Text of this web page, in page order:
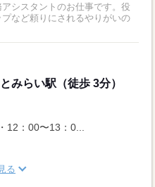
シスタントのお仕事です。役
など頼りにされるやりがいの
みらい駅（徒歩 3分）
12：00〜13：0...
る